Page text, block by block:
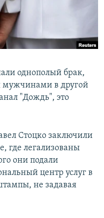
однополый брак,
в другой
"Дождь", это
Стоцко заключили
где легализованы
они подали
центр услуг в
не задавая